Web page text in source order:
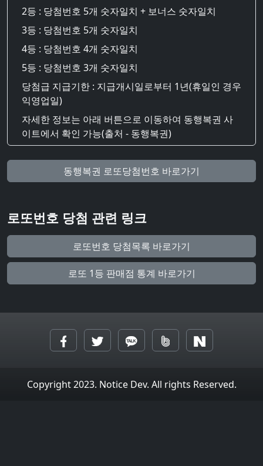
2등 : 당첨번호 5개 숫자일치 + 보너스 숫자일치
3등 : 당첨번호 5개 숫자일치
4등 : 당첨번호 4개 숫자일치
5등 : 당첨번호 3개 숫자일치
당첨급 지급기한 : 지급개시일로부터 1년(휴일인 경우
익영업일)
자세한 정보는 아래 버튼으로 이동하여 동행복권 사
이트에서 확인 가능(출처 - 동행복권)
동행복권 로또당첨번호 바로가기
로또번호 당첨 관련 링크
로또번호 당첨목록 바로가기
로또 1등 판매점 통계 바로가기
Copyright 2023. Notice Dev. All rights Reserved.